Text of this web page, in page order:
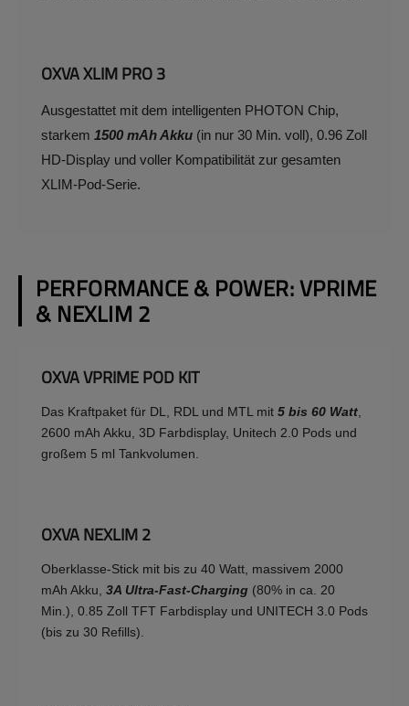
OXVA XLIM PRO 3
Ausgestattet mit dem intelligenten PHOTON Chip,
starkem 1500 mAh Akku (in nur 30 Min. voll), 0.96 Zoll
HD-Display und voller Kompatibilität zur gesamten
XLIM-Pod-Serie.
PERFORMANCE & POWER: VPRIME
& NEXLIM 2
OXVA VPRIME POD KIT
Das Kraftpaket für DL, RDL und MTL mit 5 bis 60 Watt
2600 mAh Akku, 3D Farbdisplay, Unitech 2.0 Pods und
großem 5 ml Tankvolumen.
OXVA NEXLIM 2
Oberklasse-Stick mit bis zu 40 Watt, massivem 2000
mAh Akku, 3A Ultra-Fast-Charging (80% in ca. 20
Min.), 0.85 Zoll TFT Farbdisplay und UNITECH 3.0 Pods
(bis zu 30 Refills).